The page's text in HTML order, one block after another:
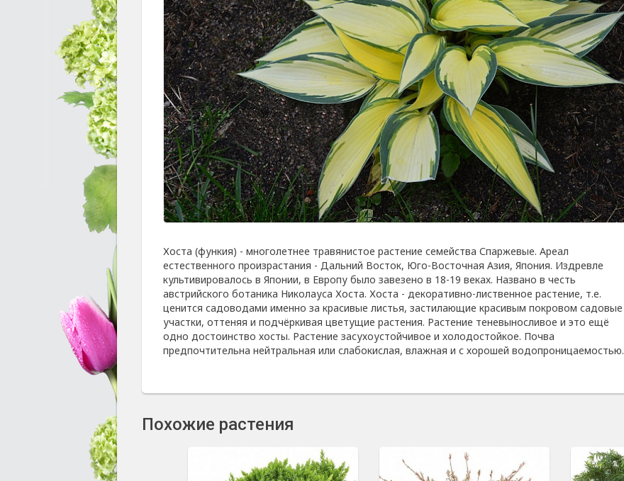
Хоста (функия) - многолетнее травянистое растение семейства Спаржевые. Ареал
естественного произрастания - Дальний Восток, Юго-Восточная Азия, Япония. Издревле
культивировалось в Японии, в Европу было завезено в 18-19 веках. Названо в честь
австрийского ботаника Николауса Хоста. Хоста - декоративно-лиственное растение, т.е.
ценится садоводами именно за красивые листья, застилающие красивым покровом садовые
участки, оттеняя и подчёркивая цветущие растения. Растение теневыносливое и это ещё
одно достоинство хосты. Растение засухоустойчивое и холодостойкое. Почва
предпочтительна нейтральная или слабокислая, влажная и с хорошей водопроницаемостью.
Похожие растения